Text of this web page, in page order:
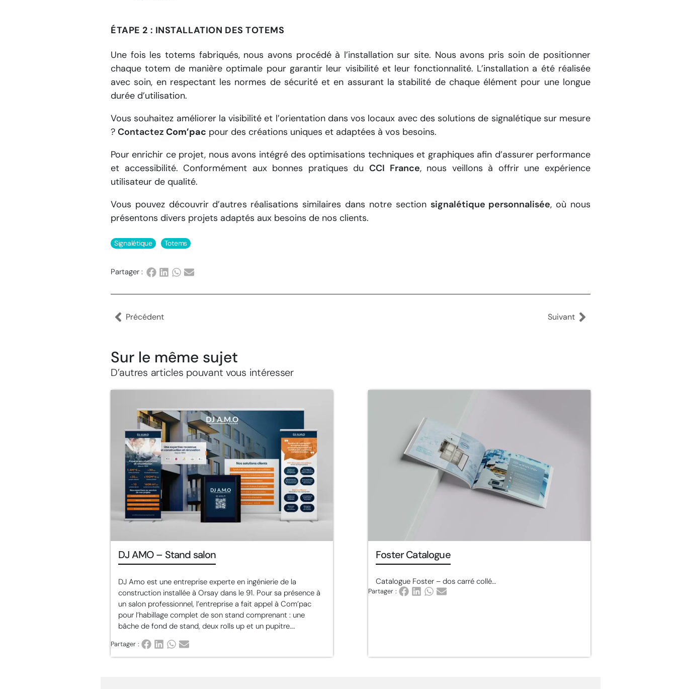
ÉTAPE 2 : INSTALLATION DES TOTEMS
Une fois les totems fabriqués, nous avons procédé à l’installation sur site. Nous avons pris soin de positionner
chaque totem de manière optimale pour garantir leur visibilité et leur fonctionnalité. L’installation a été réalisée
avec soin, en respectant les normes de sécurité et en assurant la stabilité de chaque élément pour une longue
durée d’utilisation.
Vous souhaitez améliorer la visibilité et l’orientation dans vos locaux avec des solutions de signalétique sur mesure
? Contactez Com’pac pour des créations uniques et adaptées à vos besoins.
Pour enrichir ce projet, nous avons intégré des optimisations techniques et graphiques afin d’assurer performance
et accessibilité. Conformément aux bonnes pratiques du CCI France, nous veillons à offrir une expérience
utilisateur de qualité.
Vous pouvez découvrir d’autres réalisations similaires dans notre section signalétique personnalisée, où nous
présentons divers projets adaptés aux besoins de nos clients.
Signalétique Totems
Partager :
Précédent Suivant
Sur le même sujet
D’autres articles pouvant vous intéresser
DJ AMO – Stand salon
DJ Amo est une entreprise experte en ingénierie de la
construction installée à Orsay dans le 91. Pour sa présence à
un salon professionnel, l’entreprise a fait appel à Com’pac
pour l’habillage complet de son stand comprenant : une
bâche de fond de stand, deux rolls up et un pupitre….
Partager :
Foster Catalogue
Catalogue Foster – dos carré collé…
Partager :